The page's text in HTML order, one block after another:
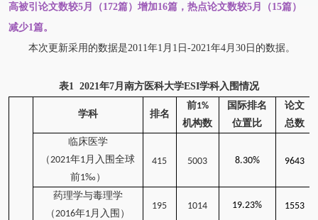
高被引论文数较5月（172篇）增加16篇，热点论文数较5月（15篇）
减少1篇。
本次更新采用的数据是2011年1月1日-2021年4月30日的数据。
表1 2021年7月南方医科大学ESI学科入围情况
学科 排名
前1%
机构数
国际排名
位置比
论文
总数
临床医学
（2021年1月入围全球
前1‰）
415 5003 8.30% 9643
药理学与毒理学
（2016年1月入围）
195 1014 19.23% 1553